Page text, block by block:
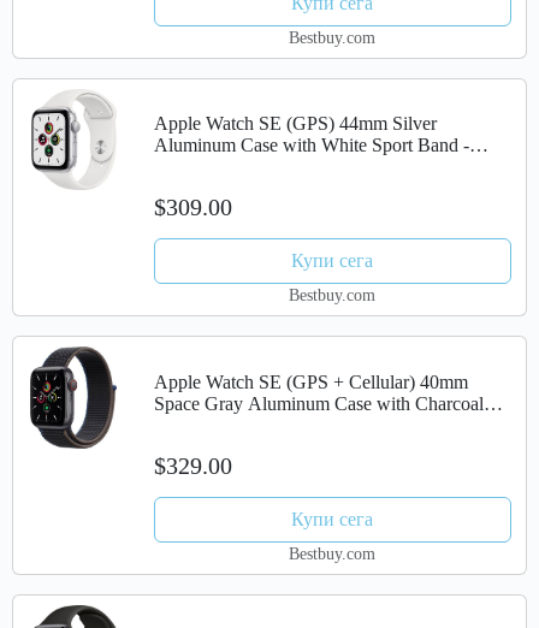
Bestbuy.com
Apple Watch SE (GPS) 44mm Silver
Aluminum Case with White Sport Band -
$309.00
Купи сега
Bestbuy.com
Apple Watch SE (GPS + Cellular) 40mm
Space Gray Aluminum Case with Charcoal
$329.00
Купи сега
Bestbuy.com